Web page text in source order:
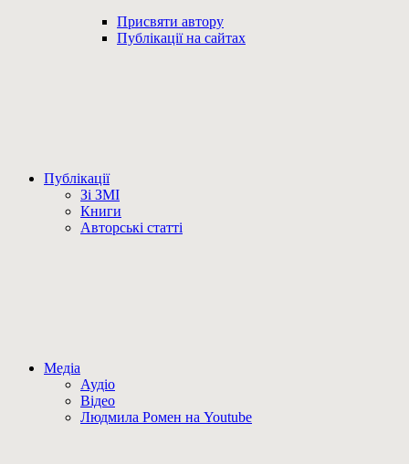
Присвяти автору
Публікації на сайтах
Публікації
Зі ЗМІ
Книги
Авторські статті
Медіа
Аудіо
Відео
Людмила Ромен на Youtube